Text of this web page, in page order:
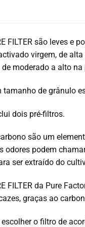
FILTER são leves e
virgem, de
moderado a alto
tamanho de grânulo
dois pré-filtros.
são um
odores podem
ser extraído do
FILTER da Pure
graças ao
escolher o filtro de